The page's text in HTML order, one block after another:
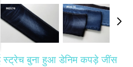
स्ट्रेच बुना हुआ डेनिम कपड़े जींस